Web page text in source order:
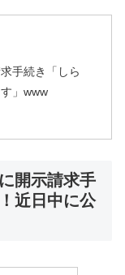
手続き「しら
」www
開示請求手
近日中に公